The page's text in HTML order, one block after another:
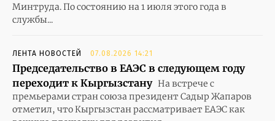
Минтруда. По состоянию на 1 июля этого года в
службы...
ЛЕНТА НОВОСТЕЙ 07.08.2026 14:21
Председательство в ЕАЭС в следующем году
переходит к Кыргызстану На встрече с
премьерами стран союза президент Садыр Жапаров
отметил, что Кыргызстан рассматривает ЕАЭС как